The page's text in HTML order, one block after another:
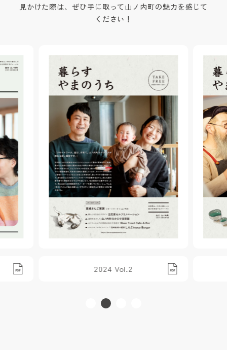
見かけた際は、ぜひ手に取って山ノ内町の魅力を感じて
ください！
2024 Vol.2